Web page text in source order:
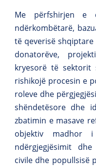
Me përfshirjen e
ndërkombëtarë,
të qeverisë
donatorëve,
kryesorë të
rishikojë procesin e
roleve dhe
shëndetësore dhe
zbatimin e masave
objektiv
ndërgjegjësimit
civile dhe popullsisë